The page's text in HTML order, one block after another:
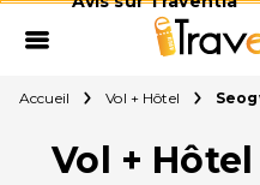
Accueil Vol + Hôtel
Vol +